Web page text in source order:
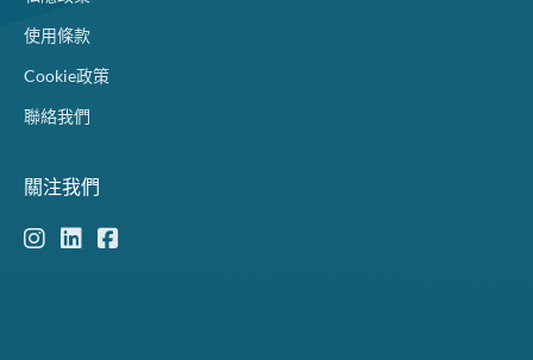
使用條款
Cookie政策
聯絡我們
關注我們